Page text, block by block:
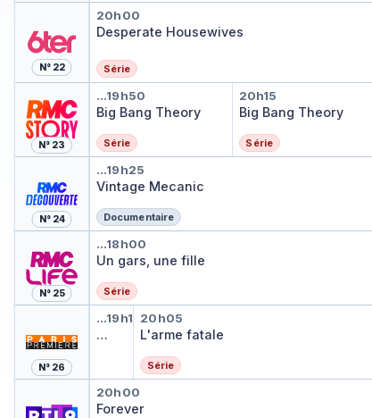
N° 22
Desperate Housewives
20h00
Desperate Housewives
Série
N° 23
Big Bang Theory
…19h50
Big Bang Theory
Série
Big Bang
20h15
Big Bang Theory
Série
N° 24
Vintage Mecanic
…19h25
Vintage Mecanic
Documentaire
N° 25
Un gars, une fille
…18h00
Un gars, une fille
Série
N° 26
L'arme fatale
…19h15
L'arme fatale
…
L'arme fatale
20h05
L'arme fatale
Série
Forever
20h00
Forever